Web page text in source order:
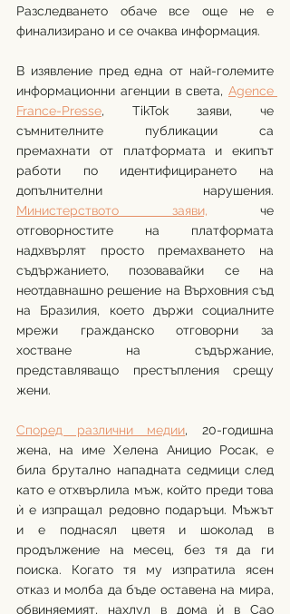
Разследването обаче все още не е
финализирано и се очаква информация.
В изявление пред една от най-големите
информационни агенции в света, Agence
France-Presse, TikTok заяви, че
съмнителните публикации са
премахнати от платформата и екипът
работи по идентифицирането на
Министерството заяви, че
отговорностите на платформата
надхвърлят просто премахването на
съдържанието, позовавайки се на
неотдавнашно решение на Върховния съд
на Бразилия, което държи социалните
мрежи гражданско отговорни за
хостване на съдържание,
представляващо престъпления срещу
жени.
Според различни медии, 20-годишна
жена, на име Хелена Аницио Росак, е
била брутално нападната седмици след
като е отхвърлила мъж, който преди това
ѝ е изпращал редовно подаръци. Мъжът
и е поднасял цветя и шоколад в
продължение на месец, без тя да ги
поиска. Когато тя му изпратила ясен
отказ и молба да бъде оставена на мира,
обвиняемият, нахлул в дома ѝ в Сао